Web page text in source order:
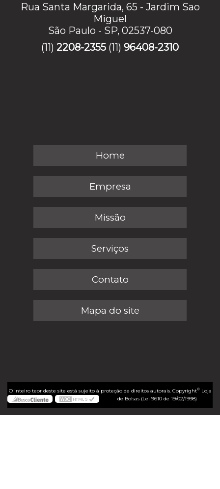
Rua Santa Margarida, 65 - Jardim Sao
Miguel
São Paulo - SP, 02537-080
(11) 2208-2355 (11) 96408-2310
Home
Empresa
Missão
Serviços
Contato
Mapa do site
O inteiro teor deste site está sujeito à proteção de direitos autorais. Copyright©Loja
de Bolsas (Lei 9610 de 19/02/1998)